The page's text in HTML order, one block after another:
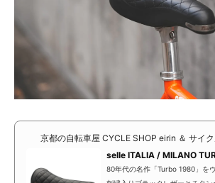
京都の自転車屋 CYCLE SHOP eirin ＆ サイ
selle ITALIA / MILANO
80年代の名作「Turbo 1980」を